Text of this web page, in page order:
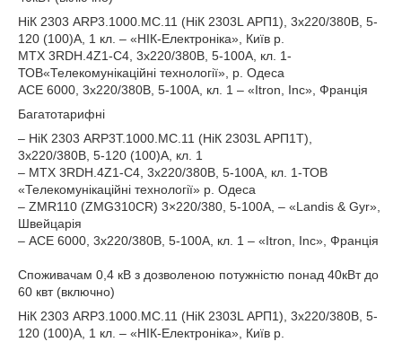
НіК 2303 ARP3.1000.MC.11 (НіК 2303L АРП1), 3х220/380В, 5-
120 (100)А, 1 кл. – «НІК-Електроніка», Київ р.
MTX 3RDН.4Z1-C4, 3х220/380В, 5-100А, кл. 1-
ТОВ«Телекомунікаційні технології», р. Одеса
АСЕ 6000, 3х220/380В, 5-100А, кл. 1 – «Itron, Inc», Франція
Багатотарифні
– НіК 2303 ARP3Т.1000.MC.11 (НіК 2303L АРП1Т),
3х220/380В, 5-120 (100)А, кл. 1
– MTX 3RDН.4Z1-C4, 3х220/380В, 5-100А, кл. 1-ТОВ
«Телекомунікаційні технології» р. Одеса
– ZMR110 (ZMG310CR) 3×220/380, 5-100А, – «Landis & Gyr»,
Швейцарія
– АСЕ 6000, 3х220/380В, 5-100А, кл. 1 – «Itron, Inc», Франція
Споживачам 0,4 кВ з дозволеною потужністю понад 40кВт до
60 квт (включно)
НіК 2303 ARP3.1000.MC.11 (НіК 2303L АРП1), 3х220/380В, 5-
120 (100)А, 1 кл. – «НІК-Електроніка», Київ р.